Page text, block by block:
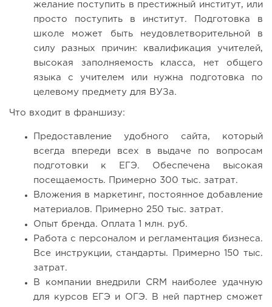
желание поступить в престижный институт, или
просто поступить в институт. Подготовка в
школе может быть неудовлетворительной в
силу разных причин: квалификация учителей,
высокая заполняемость класса, нет общего
языка с учителем или нужна подготовка по
целевому предмету для ВУЗа.
Что входит в франшизу:
Предоставление удобного сайта, который
всегда впереди всех в выдаче по вопросам
подготовки к ЕГЭ. Обеспечена высокая
посещаемость. Примерно 300 тыс. затрат.
Вложения в маркетинг, постоянное добавление
материалов. Примерно 250 тыс. затрат.
Опыт бренда. Оплата 1 млн. руб.
Работа с персоналом и регламентация бизнеса.
Все инструкции, стандарты. Примерно 150 тыс.
затрат.
В компании внедрили CRM наиболее удачную
для курсов ЕГЭ и ОГЭ. В ней партнер сможет